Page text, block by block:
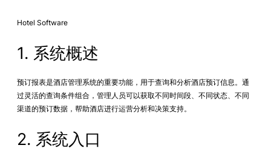
Hotel Software
1. 系统概述
预订报表是酒店管理系统的重要功能，用于查询和分析酒店预订信息。通
过灵活的查询条件组合，管理人员可以获取不同时间段、不同状态、不同
渠道的预订数据，帮助酒店进行运营分析和决策支持。
2. 系统入口